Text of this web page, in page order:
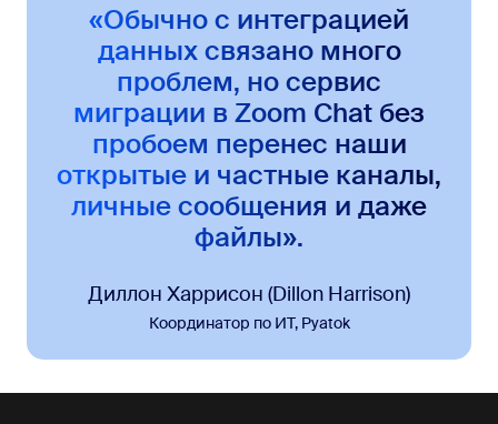
«Обычно с интеграцией
данных связано много
проблем, но сервис
миграции в Zoom Chat без
пробоем перенес наши
открытые и частные каналы,
личные сообщения и даже
файлы».
Диллон Харрисон (Dillon Harrison)
Координатор по ИТ, Pyatok